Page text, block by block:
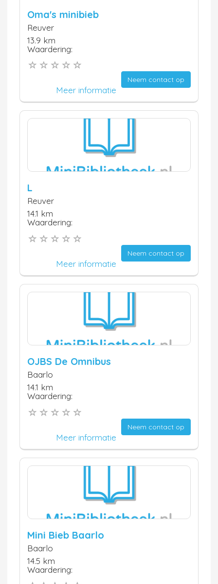
Oma's minibieb
Reuver
13.9 km
Waardering:
Neem contact op
Meer informatie
L
Reuver
14.1 km
Waardering:
Neem contact op
Meer informatie
OJBS De Omnibus
Baarlo
14.1 km
Waardering:
Neem contact op
Meer informatie
Mini Bieb Baarlo
Baarlo
14.5 km
Waardering: